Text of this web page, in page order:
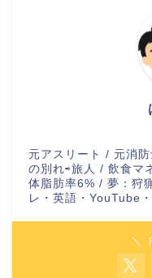
元アスリート / 元消
の別れ⇨旅人 / 飲食マ
体脂肪率6% / 夢：狩
レ・英語・YouTube
＼